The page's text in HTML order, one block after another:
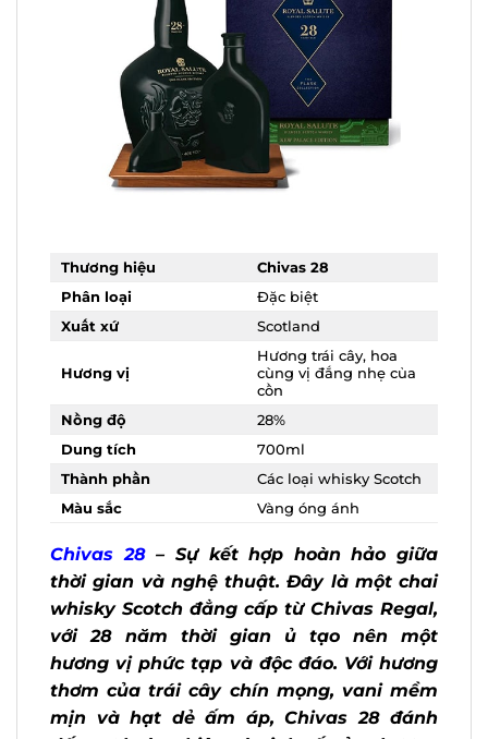
Phân loại
Scotland
cùng vị đắng nhẹ của
cồn
Dung tích
Thành phần
Scotch
Màu sắc
Vàng óng ánh
Chivas 28– Sự kết hợp hoàn hảo giữa
thời gian và nghệ thuật. Đây là một
chai whisky Scotch đẳng cấp từ Chivas
Regal, với 28 năm thời gian ủ tạo nên
một hương vị phức tạp và độc đáo. Với
hương thơm của trái cây chín mọng,
vani mềm mịn và hạt dẻ ấm áp, Chivas
X